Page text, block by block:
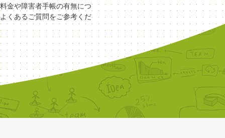
金や障害者手帳の有無につ
くあるご質問をご参考くだ